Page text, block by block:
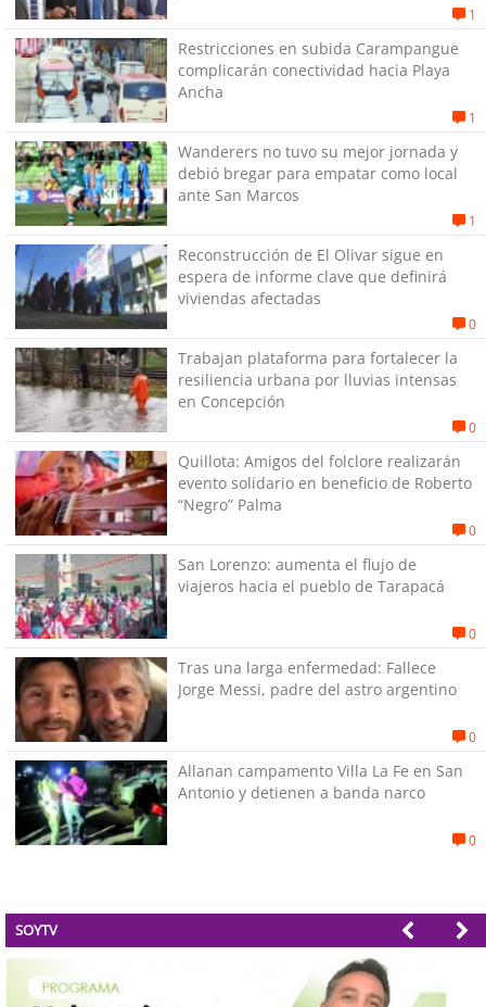
1
Restricciones en subida Carampangue
complicarán conectividad hacia Playa
Ancha
1
Wanderers no tuvo su mejor jornada y
debió bregar para empatar como local
ante San Marcos
1
Reconstrucción de El Olivar sigue en
espera de informe clave que definirá
viviendas afectadas
0
Trabajan plataforma para fortalecer la
resiliencia urbana por lluvias intensas
en Concepción
0
Quillota: Amigos del folclore realizarán
evento solidario en beneficio de Roberto
“Negro” Palma
0
San Lorenzo: aumenta el flujo de
viajeros hacia el pueblo de Tarapacá
0
Tras una larga enfermedad: Fallece
Jorge Messi, padre del astro argentino
0
Allanan campamento Villa La Fe en San
Antonio y detienen a banda narco
0
SOYTV